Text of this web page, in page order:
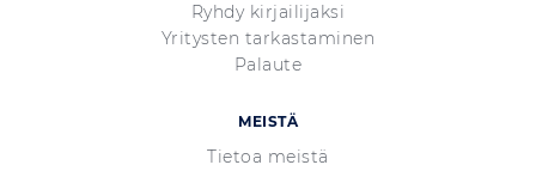
Ryhdy kirjailijaksi
Yritysten tarkastaminen
Palaute
MEISTÄ
Tietoa meistä